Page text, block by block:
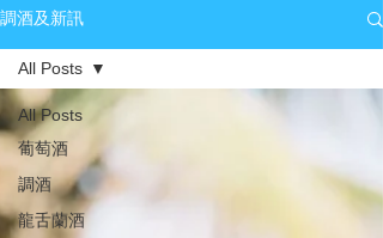
調酒及新訊
All Posts
葡萄酒
調酒
龍舌蘭酒
All Posts